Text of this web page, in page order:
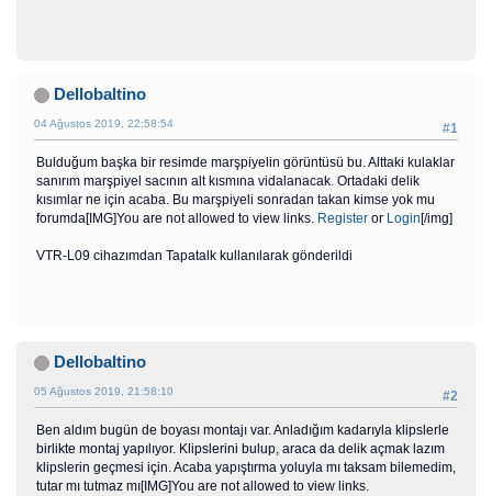
Dellobaltino
#1
04 Ağustos 2019, 22:58:54
Bulduğum başka bir resimde marşpiyelin görüntüsü bu. Alttaki kulaklar
sanırım marşpiyel sacının alt kısmına vidalanacak. Ortadaki delik
kısımlar ne için acaba. Bu marşpiyeli sonradan takan kimse yok mu
forumda[IMG]You are not allowed to view links. Register or Login[/img]
VTR-L09 cihazımdan Tapatalk kullanılarak gönderildi
Dellobaltino
#2
05 Ağustos 2019, 21:58:10
Ben aldım bugün de boyası montajı var. Anladığım kadarıyla klipslerle
birlikte montaj yapılıyor. Klipslerini bulup, araca da delik açmak lazım
klipslerin geçmesi için. Acaba yapıştırma yoluyla mı taksam bilemedim,
tutar mı tutmaz mı[IMG]You are not allowed to view links.